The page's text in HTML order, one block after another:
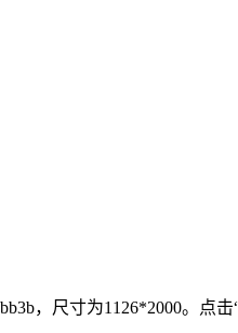
，尺寸为1126*2000。点